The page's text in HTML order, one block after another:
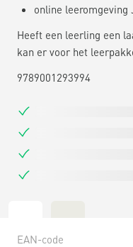
online leeromgeving
Heeft een leerling een
kan er voor het
9789001293994
EAN-code